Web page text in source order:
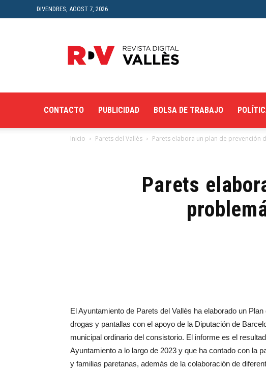
DIVENDRES, AGOST 7, 2026
Digital
del
CONTACTO PUBLICIDAD BOLSA DE TRABAJO
Inicio Parets del Vallès Parets elabora un plan de prevención
Parets
El Ayuntamiento de Parets del Vallès ha elaborado un
drogas y pantallas con el apoyo de la Diputación de
municipal ordinario del consistorio. El informe es el
Ayuntamiento a lo largo de 2023 y que ha contado con la
y familias paretanas, además de la colaboración de